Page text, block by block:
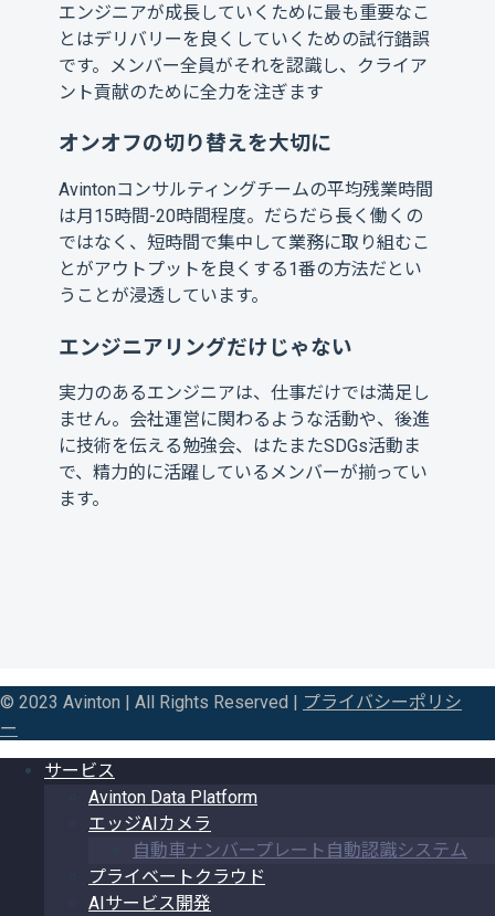
エンジニアが成長していくために最も重要なこ
とはデリバリーを良くしていくための試行錯誤
です。メンバー全員がそれを認識し、クライア
ント貢献のために全力を注ぎます
オンオフの切り替えを大切に
Avintonコンサルティングチームの平均残業時間
は月15時間-20時間程度。だらだら長く働くの
ではなく、短時間で集中して業務に取り組むこ
とがアウトプットを良くする1番の方法だとい
うことが浸透しています。
エンジニアリングだけじゃない
実力のあるエンジニアは、仕事だけでは満足し
ません。会社運営に関わるような活動や、後進
に技術を伝える勉強会、はたまたSDGs活動ま
で、精力的に活躍しているメンバーが揃ってい
ます。
© 2023 Avinton | All Rights Reserved |
プライバシーポリシ
ー
サービス
Avinton Data Platform
エッジAIカメラ
自動車ナンバープレート自動認識システム
プライベートクラウド
AIサービス開発